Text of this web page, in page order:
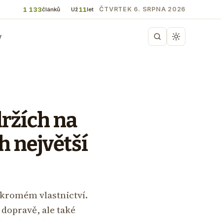
1 133článků Už11let ČTVRTEK 6. SRPNA 2026
na
největší
vlastnictví.
ale také